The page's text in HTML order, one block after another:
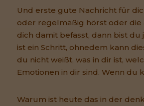
Und erste gute Nachricht für
oder regelmäßig hörst oder die
dich damit befasst, dann bist du
ist ein Schritt, ohnedem kann
du nicht weißt, was in dir ist,
Emotionen in dir sind. Wenn du
Warum ist heute das in der